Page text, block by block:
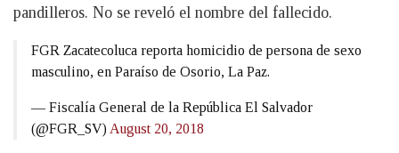
pandilleros. No se reveló el nombre del fallecido.
FGR Zacatecoluca reporta homicidio de persona de sexo
masculino, en Paraíso de Osorio, La Paz.
— Fiscalía General de la República El Salvador
(@FGR_SV) August 20, 2018